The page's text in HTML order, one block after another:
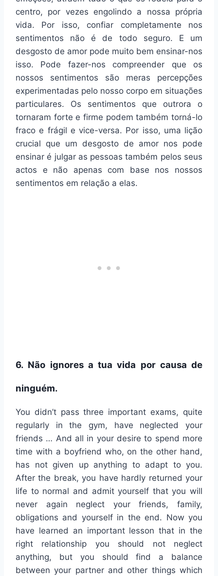
centro, por vezes engolindo a nossa própria
vida. Por isso, confiar completamente nos
sentimentos não é de todo seguro. E um
desgosto de amor pode muito bem ensinar-nos
isso. Pode fazer-nos compreender que os
nossos sentimentos são meras percepções
experimentadas pelo nosso corpo em situações
particulares. Os sentimentos que outrora o
tornaram forte e firme podem também torná-lo
fraco e frágil e vice-versa. Por isso, uma lição
crucial que um desgosto de amor nos pode
ensinar é julgar as pessoas também pelos seus
actos e não apenas com base nos nossos
sentimentos em relação a elas.
6. Não ignores a tua vida por causa de
ninguém.
You didn’t pass three important exams, quite
regularly in the gym, have neglected your
friends … And all in your desire to spend more
time with a boyfriend who, on the other hand,
has not given up anything to adapt to you.
After the break, you have hardly returned your
life to normal and admit yourself that you will
never again neglect your friends, family,
obligations and yourself in the end. Now you
have learned an important lesson that in the
right relationship you should not neglect
anything, but you should find a balance
between your partner and other things which